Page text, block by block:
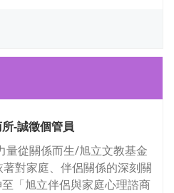
-誠徵個管員
量從關係而生/旭立文教基金
對家庭、伴侶關係的深刻關
「旭立伴侶與家庭心理諮商